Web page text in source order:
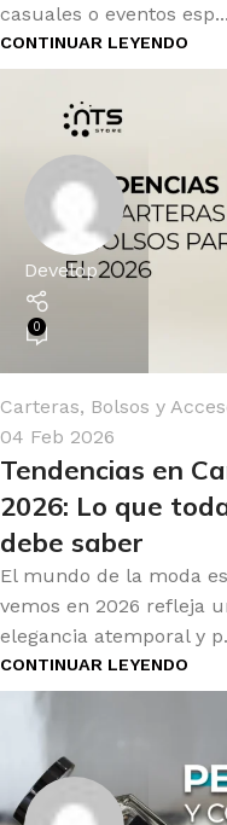
casuales o eventos esp...
CONTINUAR LEYENDO
Develop
0
Carteras, Bolsos y
04 Feb 2026
Tendencias en
2026: Lo que
debe saber
El mundo de la moda
vemos en 2026 refleja
elegancia atemporal y
CONTINUAR LEYENDO